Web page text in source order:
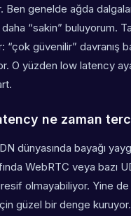
Ben genelde ağda
“sakin” buluyorum.
“çok güvenilir” davranış
O yüzden low latency
ne zaman
dünyasında bayağı
WebRTC veya bazı
olmayabiliyor. Yine
güzel bir denge